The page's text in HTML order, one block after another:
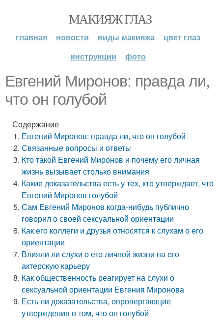
МАКИЯЖ ГЛАЗ
главная новости виды макияжа
цвет глаз
инструкции
фото
Евгений Миронов: правда ли,
что он голубой
Содержание
Евгений Миронов: правда ли, что он голубой
Связанные вопросы и ответы
Кто такой Евгений Миронов и почему его личная
жизнь вызывает столько внимания
Какие доказательства есть у тех, кто утверждает, что
Евгений Миронов голубой
Сам Евгений Миронов когда-нибудь публично
говорил о своей сексуальной ориентации
Как его коллеги и друзья относятся к слухам о его
ориентации
Влияли ли слухи о его личной жизни на его
актерскую карьеру
Как общественность реагирует на слухи о
сексуальной ориентации Евгения Миронова
Есть ли доказательства, опровергающие
утверждения о том, что он голубой